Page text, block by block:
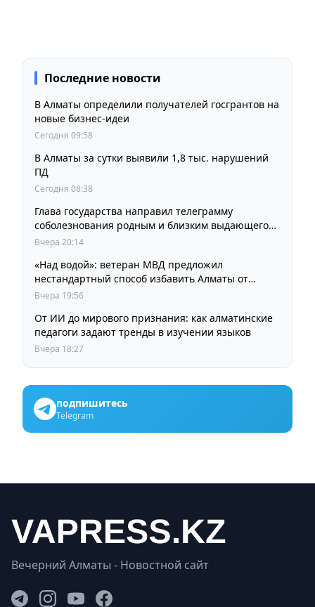
Последние новости
В Алматы определили получателей госгрантов на
новые бизнес-идеи
Сегодня 09:58
В Алматы за сутки выявили 1,8 тыс. нарушений
ПД
Сегодня 08:38
Глава государства направил телеграмму
соболезнования родным и близким выдающегося
кинорежиссера Ардака Амиркулова
Вчера 20:14
«Над водой»: ветеран МВД предложил
нестандартный способ избавить Алматы от
пробок и смога
Вчера 19:56
От ИИ до мирового признания: как алматинские
педагоги задают тренды в изучении языков
Вчера 18:27
подпишитесь
Telegram
Вечерний Алматы - Новостной сайт